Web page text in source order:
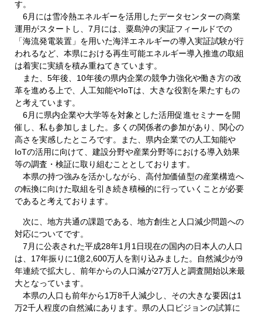
す。
6月には雪冷熱エネルギーを活用したデータセンターの商業
運用がスタートし、7月には、粟島沖の実証フィールドでの
「海流発電装置」を用いた海洋エネルギーの導入実証試験が行
われるなど、本県における再生可能エネルギー導入推進の取組
は着実に実績を積み重ねてきています。
また、5年後、10年後の県内企業の競争力強化や働き方の改
革を進める上で、人工知能やIoTは、大きな役割を果たすもの
と考えています。
6月に県内企業や大学等を対象とした活用促進セミナーを開
催し、私も参加しました。多くの関係者の参加があり、関心の
高さを実感したところです。また、県内企業での人工知能や
IoTの活用に向けて、建設分野や産業分野等における導入効果
等の調査・検証に取り組むこととしております。
本県の持つ強みを活かしながら、高付加価値型の産業構造へ
の転換に向けた取組を引き続き積極的に行っていくことが必要
であると考えております。
次に、地方共通の課題である、地方創生と人口減少問題への
対応についてです。
7月に公表された平成28年1月1日現在の国内の日本人の人口
は、17年振りに1億2,600万人を割り込みました。自然減少が9
年連続で拡大し、前年からの人口減が27万人と調査開始以来最
大となっています。
本県の人口も前年から1万8千人減少し、その大きな要因は1
万2千人程度の自然減にあります。県の人口ビジョンの試算に